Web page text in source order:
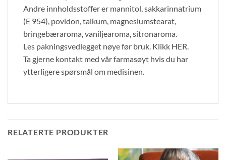
Andre innholdsstoffer er mannitol, sakkarinnatrium
(E 954), povidon, talkum, magnesiumstearat,
bringebæraroma, vaniljearoma, sitronaroma.
Les pakningsvedlegget nøye før bruk. Klikk HER.
Ta gjerne kontakt med vår farmasøyt hvis du har
ytterligere spørsmål om medisinen.
RELATERTE PRODUKTER